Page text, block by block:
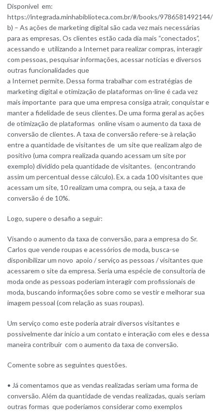
Disponível em:
https://integrada.minhabiblioteca.com.br/#/books/9786581492144/
b) – As ações de marketing digital são cada vez mais necessárias
para as empresas. Os clientes estão cada dia mais “conectados”,
acessando e utilizando a Internet para realizar compras, interagir
com pessoas, pesquisar informações, acessar notícias e diversos
outras funcionalidades que
a Internet permite. Dessa forma trabalhar com estratégias de
marketing digital e otimização de plataformas on-line é cada vez
mais importante para que uma empresa consiga atrair, conquistar e
manter a fidelidade de seus clientes. De uma forma geral as ações
de otimização de plataformas online visam o aumento da taxa de
conversão de clientes. A taxa de conversão refere-se à relação
entre a quantidade de visitantes de um site que realizam algo de
positivo (uma compra realizada quando acessam um site por
exemplo) dividido pela quantidade de visitantes. (encontrando
assim um percentual desse cálculo). Ex. a cada 100 visitantes que
acessam um site, 10 realizam uma compra, ou seja, a taxa de
conversão é de 10%.
Logo, supere o desafio a seguir:
Visando o aumento da taxa de conversão, para a empresa do Sr.
Carlos que vende roupas e acessórios de moda, busca-se
disponibilizar um novo apoio / serviço as pessoas / visitantes que
acessarem o site da empresa. Seria uma espécie de consultoria de
moda onde as pessoas poderiam interagir com profissionais de
moda, buscando informações sobre como se vestir e melhorar sua
imagem pessoal (com relação as suas roupas).
Um serviço como este poderia atrair diversos visitantes e
possivelmente dar início a um contato e interação com eles e dessa
maneira contribuir com o aumento da taxa de conversão.
Comente sobre as seguintes questões.
• Já comentamos que as vendas realizadas seriam uma forma de
conversão. Além da quantidade de vendas realizadas, quais seriam
outras formas que poderíamos considerar como exemplos